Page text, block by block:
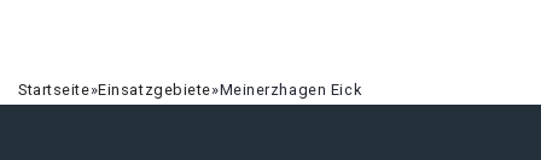
Startseite»Einsatzgebiete»Meinerzhagen Eick